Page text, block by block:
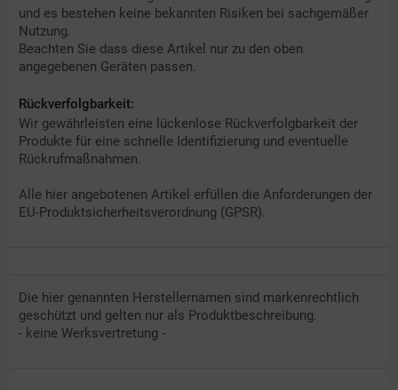
und es bestehen keine bekannten Risiken bei sachgemäßer
Nutzung.
Beachten Sie dass diese Artikel nur zu den oben
angegebenen Geräten passen.
Rückverfolgbarkeit:
Wir gewährleisten eine lückenlose Rückverfolgbarkeit der
Produkte für eine schnelle Identifizierung und eventuelle
Rückrufmaßnahmen.
Alle hier angebotenen Artikel erfüllen die Anforderungen der
EU-Produktsicherheitsverordnung (GPSR).
Die hier genannten Herstellernamen sind markenrechtlich
geschützt und gelten nur als Produktbeschreibung.
- keine Werksvertretung -